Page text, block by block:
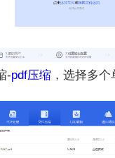
-pdf压缩 ，选择多